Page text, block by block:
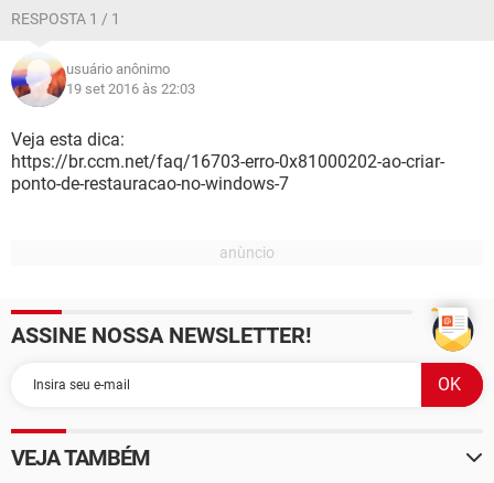
RESPOSTA 1 / 1
usuário anônimo
19 set 2016 às 22:03
Veja esta dica:
https://br.ccm.net/faq/16703-erro-0x81000202-ao-criar-
ponto-de-restauracao-no-windows-7
ASSINE NOSSA NEWSLETTER!
VEJA TAMBÉM